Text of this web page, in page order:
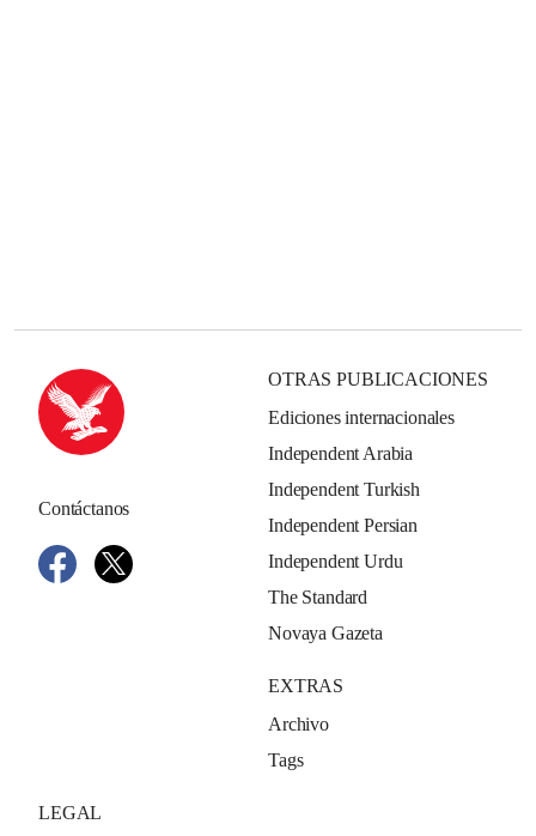
Contáctanos
OTRAS PUBLICACIONES
Ediciones internacionales
Independent Arabia
Independent Turkish
Independent Persian
Independent Urdu
The Standard
Novaya Gazeta
EXTRAS
Archivo
Tags
LEGAL